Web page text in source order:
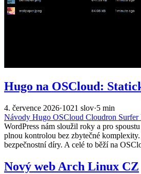
Hugo na OSCloud:
4. července 2026·1021 slov·5 min
Návody Hugo OSCloud Cloudron Surfer
WordPress nám sloužil roky a pro
plnou kontrolou bez zbytečné
bezpečnostní díry. A celé to běží na
Nový web Arch Linux CZ